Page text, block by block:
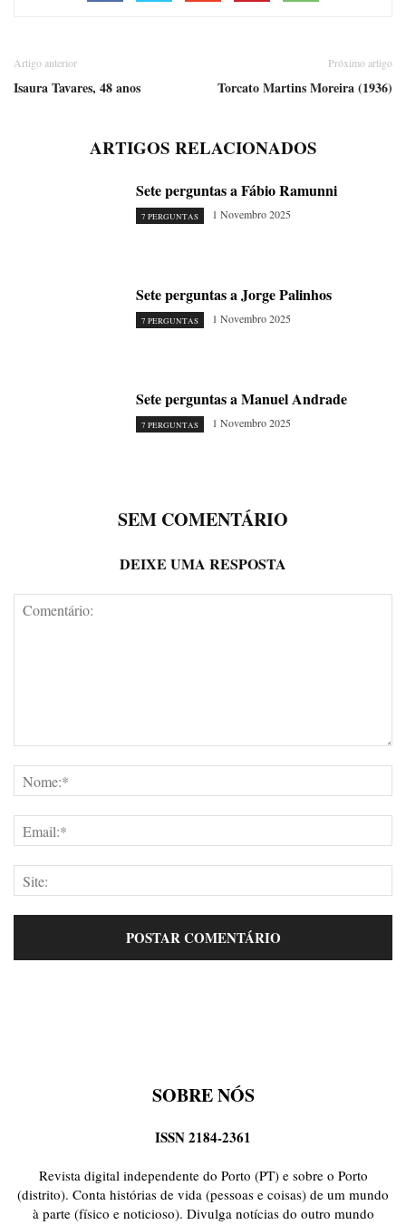
Artigo anterior
Isaura Tavares, 48 anos
Próximo artigo
Torcato Martins Moreira (1936)
ARTIGOS RELACIONADOS
Sete perguntas a Fábio Ramunni
7 PERGUNTAS 1 Novembro 2025
Sete perguntas a Jorge Palinhos
7 PERGUNTAS 1 Novembro 2025
Sete perguntas a Manuel Andrade
7 PERGUNTAS 1 Novembro 2025
SEM COMENTÁRIO
DEIXE UMA RESPOSTA
SOBRE NÓS
ISSN 2184-2361
Revista digital independente do Porto (PT) e sobre o Porto
(distrito). Conta histórias de vida (pessoas e coisas) de um mundo
à parte (físico e noticioso). Divulga notícias do outro mundo